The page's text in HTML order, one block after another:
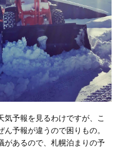
気予報を見るわけですが、こ
予報が違うので困りもの。
があるので、札幌泊まりの予